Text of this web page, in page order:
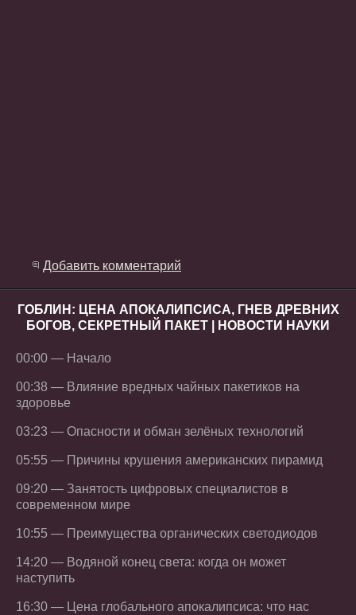
Добавить комментарий
ГОБЛИН: ЦЕНА АПОКАЛИПСИСА, ГНЕВ ДРЕВНИХ
БОГОВ, СЕКРЕТНЫЙ ПАКЕТ | НОВОСТИ НАУКИ
00:00 — Начало
00:38 — Влияние вредных чайных пакетиков на
здоровье
03:23 — Опасности и обман зелёных технологий
05:55 — Причины крушения американских пирамид
09:20 — Занятость цифровых специалистов в
современном мире
10:55 — Преимущества органических светодиодов
14:20 — Водяной конец света: когда он может
наступить
16:30 — Цена глобального апокалипсиса: что нас